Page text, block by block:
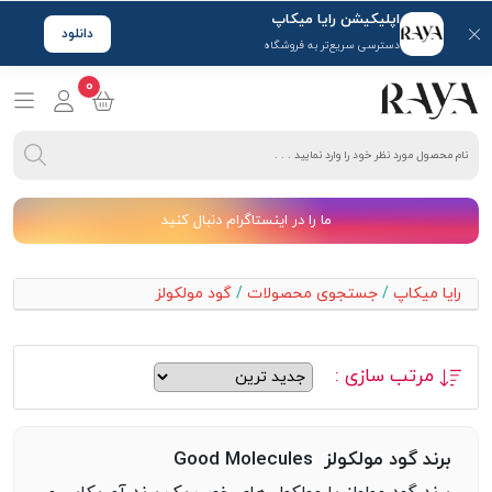
اپلیکیشن رایا میکاپ
دسترسی سریع‌تر به فروشگاه
دانلود
0
ما را در اینستاگرام دنبال کنید
رایا میکاپ / جستجوی محصولات / گود مولکولز
مرتب سازی :
برند گود مولکولز Good Molecules